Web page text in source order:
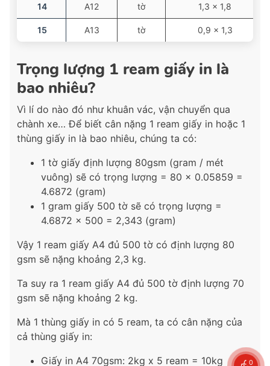
14 A12 tờ 1,3 × 1,8
15 A13 tờ 0,9 × 1,3
Trọng lượng 1 ream giấy in là
bao nhiêu?
Vì lí do nào đó như khuân vác, vận chuyển qua
chành xe… Để biết cân nặng 1 ream giấy in hoặc 1
thùng giấy in là bao nhiêu, chúng ta có:
1 tờ giấy định lượng 80gsm (gram / mét
vuông) sẽ có trọng lượng = 80 x 0.05859 =
4.6872 (gram)
1 gram giấy 500 tờ sẽ có trọng lượng =
4.6872 x 500 = 2,343 (gram)
Vậy 1 ream giấy A4 đủ 500 tờ có định lượng 80
gsm sẽ nặng khoảng 2,3 kg.
Ta suy ra 1 ream giấy A4 đủ 500 tờ định lượng 70
gsm sẽ nặng khoảng 2 kg.
Mà 1 thùng giấy in có 5 ream, ta có cân nặng của
cả thùng giấy in:
Giấy in A4 70gsm: 2kg x 5 ream = 10kg
0